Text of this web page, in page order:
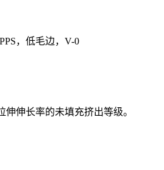
，低毛边，V-0
伸伸长率的未填充挤出等级。